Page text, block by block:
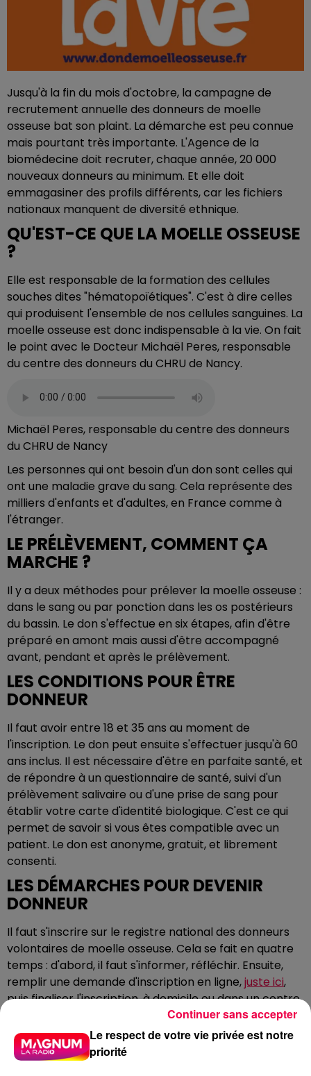
Jusqu'à la fin du mois d'octobre, la campagne de
recrutement annuelle des donneurs de moelle
osseuse bat son plaint. La démarche est peu connue
mais pourtant très importante. L'Agence de la
biomédecine doit recruter, chaque année, 20 000
nouveaux donneurs au minimum. Et elle doit
emmagasiner des profils différents, car les fichiers
nationaux manquent de diversité ethnique.
QU'EST-CE QUE LA MOELLE OSSEUSE
?
Elle est responsable de la formation des cellules
souches dites "hématopoïétiques". C'est à dire celles
qui produisent l'ensemble de nos cellules sanguines. La
moelle osseuse est donc indispensable à la vie. On fait
le point avec le Docteur Michaël Peres, responsable
du centre des donneurs du CHRU de Nancy.
Michaël Peres, responsable du centre des donneurs
du CHRU de Nancy
Les personnes qui ont besoin d'un don sont celles qui
ont une maladie grave du sang. Cela représente des
milliers d'enfants et d'adultes, en France comme à
l'étranger.
LE PRÉLÈVEMENT, COMMENT ÇA
MARCHE ?
Il y a deux méthodes pour prélever la moelle osseuse :
dans le sang ou par ponction dans les os postérieurs
du bassin. Le don s'effectue en six étapes, afin d'être
préparé en amont mais aussi d'être accompagné
avant, pendant et après le prélèvement.
LES CONDITIONS POUR ÊTRE
DONNEUR
Il faut avoir entre 18 et 35 ans au moment de
l'inscription. Le don peut ensuite s'effectuer jusqu'à 60
ans inclus. Il est nécessaire d'être en parfaite santé, et
de répondre à un questionnaire de santé, suivi d'un
prélèvement salivaire ou d'une prise de sang pour
établir votre carte d'identité biologique. C'est ce qui
permet de savoir si vous êtes compatible avec un
patient. Le don est anonyme, gratuit, et librement
consenti.
LES DÉMARCHES POUR DEVENIR
DONNEUR
Il faut s'inscrire sur le registre national des donneurs
volontaires de moelle osseuse. Cela se fait en quatre
temps : d'abord, il faut s'informer, réfléchir. Ensuite,
remplir une demande d'inscription en ligne,juste ici,
puis finaliser l'inscription, à domicile ou dans un centre.
Si vous choisissez la solution à domicile, vous allez
recevoir des documents à remplir et un kit de
prélèvement salivaire à effectuer. Sinon, rendez-vous
dans le centre de donneur
Le respect de votre vie privée est notre
priorité
Continuer sans accepter